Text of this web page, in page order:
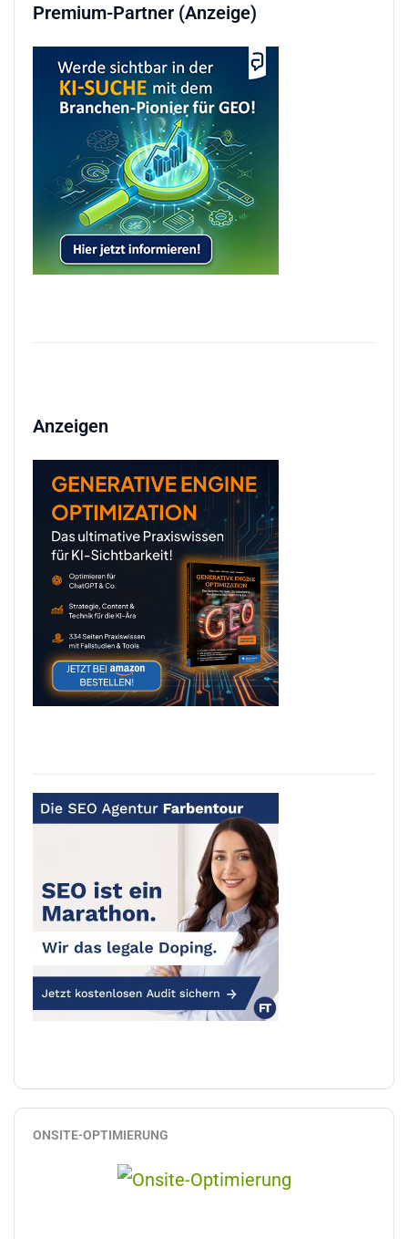
Premium-Partner (Anzeige)
Anzeigen
ONSITE-OPTIMIERUNG